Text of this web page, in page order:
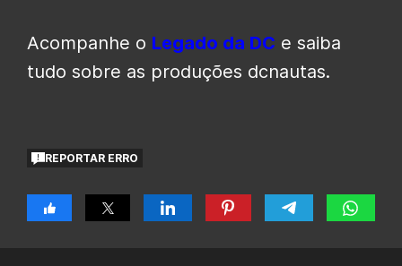
Acompanhe o Legado da DC e saiba
tudo sobre as produções dcnautas.
REPORTAR ERRO